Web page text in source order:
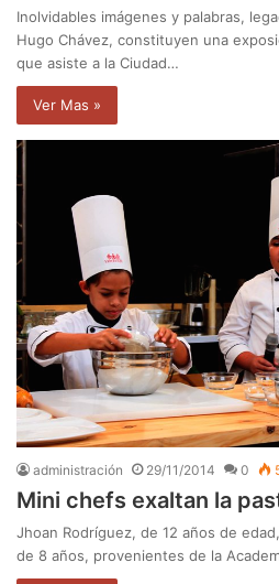
Inolvidables imágenes y palabras,
Hugo Chávez, constituyen una
que asiste a la Ciudad…
Ver Mas »
administración 29/11/2014 0
Mini chefs exaltan la
Jhoan Rodríguez, de 12 años de
de 8 años, provenientes de la